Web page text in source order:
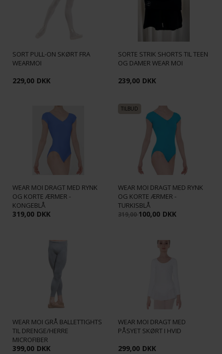
SORT PULL-ON SKØRT FRA
WEARMOI
229,00 DKK
SORTE STRIK SHORTS TIL TEEN
OG DAMER WEAR MOI
239,00 DKK
WEAR MOI DRAGT MED RYNK
OG KORTE ÆRMER -
KONGEBLÅ
319,00 DKK
WEAR MOI DRAGT MED RYNK
OG KORTE ÆRMER -
TURKISBLÅ
319,00100,00 DKK
WEAR MOI GRÅ BALLETTIGHTS
TIL DRENGE/HERRE
MICROFIBER
399,00 DKK
WEAR MOI DRAGT MED
PÅSYET SKØRT I HVID
299,00 DKK